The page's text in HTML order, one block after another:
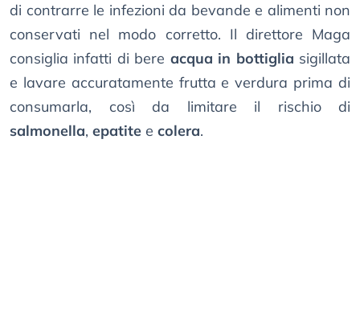
di contrarre le infezioni da bevande e alimenti non
conservati nel modo corretto. Il direttore Maga
consiglia infatti di bere acqua in bottiglia sigillata
e lavare accuratamente frutta e verdura prima di
consumarla, così da limitare il rischio di
salmonella, epatite e colera.